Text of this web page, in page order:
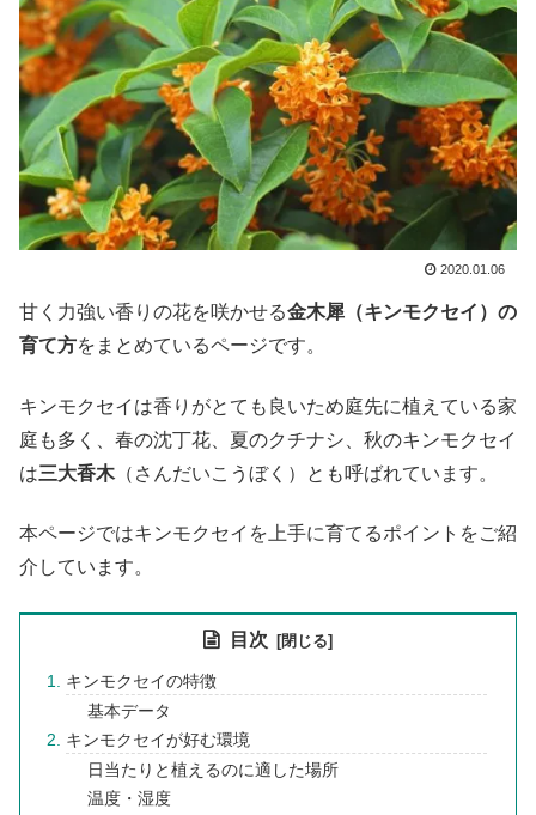
2020.01.06
甘く力強い香りの花を咲かせる金木犀（キンモクセイ）の
育て方をまとめているページです。
キンモクセイは香りがとても良いため庭先に植えている家
庭も多く、春の沈丁花、夏のクチナシ、秋のキンモクセイ
は三大香木（さんだいこうぼく）とも呼ばれています。
本ページではキンモクセイを上手に育てるポイントをご紹
介しています。
目次
キンモクセイの特徴
基本データ
キンモクセイが好む環境
日当たりと植えるのに適した場所
温度・湿度